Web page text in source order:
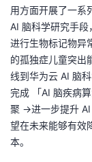
注
验
收
藏
议
用方面开展了一系
AI 脑科学研究手
进行生物标记物异
的孤独症儿童突出
线到华为云 AI 脑
完成 「AI 脑疾病
聚 ->进一步提升
望在未来能够有效
本。